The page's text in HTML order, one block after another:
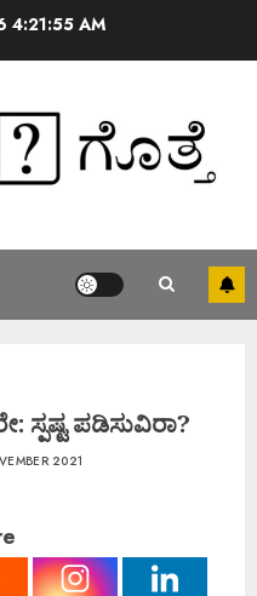
4:21:56 AM
ಸ್ಪಷ್ಟ ಪಡಿಸುವಿರಾ?
2021